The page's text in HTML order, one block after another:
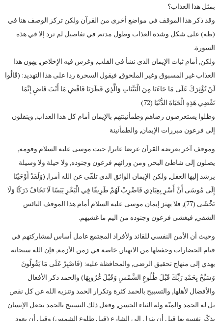
بمثل هذا العذاب؟
وقد ذكر هذا الموقف في مواضع أخرى من القرآن ولكن تركز الوصف هنا في
(طه) على شكل وشدة العذاب وطول مدته, في تفاصيل لم ترد إلا في هذه
السورة.
ولكن, أمام ثبات الإيمان الذي نشأ في القلب, وغرس فيه الإخلاص, يهون هذا
العذاب غير المسبوق وغير الملحوق, فيقول السحرة ردا على هذا التهديد: (قَالُوا
لَنْ نُؤْثِرَكَ عَلَى مَا جَاءَنَا مِنَ الْبَيِّنَاتِ وَالَّذِي فَطَرَنَا فَاقْضِ مَا أَنْتَ قَاضٍ إِنَّمَا
تَقْضِي هَذِهِ الْحَيَاةَ الدُّنْيَا (72)
وظلوا يستعرضون رضاهم وطمأنينتهم بالإيمان أمام كل هذا العذاب, وينقلون
إلى فرعون مبررات الإيمان, والطمأنينة
وموقف آخر يعرضه القرآن عرضا عابرا, حيث موسى عليه السلام وقومه,
يصلون إلى شاطئ البحر, ومن ورائهم فرعون وجنوده, ولا حيلة ولا وسيلة
يرشد إليها العقل, ولكن الإيمان الواثق الذي تلقّى عن الله أمرا, (وَلَقَدْ أَوْحَيْنَا
إِلَى مُوسَى أَنْ أَسْرِ بِعِبَادِي فَاضْرِبْ لَهُمْ طَرِيقًا فِي الْبَحْرِ يَبَسًا لَا تَخَافُ دَرَكًا وَلَا
تَخْشَى (77), فلا يهتز إيمان موسى عليه السلام أمام هذا الموقف البائس
الشقي, فيغشى فرعون وجنوده من اليم ما غشيهم.
وحيث أن الأمن النفسي للقائد ولأفراد المجتمع عامل أساس لمشاركتهم في
قيام الحضارات وحفظها من الانهيار, خاصة في زمن الأزمة, فإن الله سبحانه
يهدي إلى منهاج تحقيق الرضى, والمحافظة عليه: (فَاصْبِرْ عَلَى مَا يَقُولُونَ
وَسَبِّحْ بِحَمْدِ رَبِّكَ قَبْلَ طُلُوعِ الشَّمْسِ وَقَبْلَ غُرُوبِهَا) والحمد ذكر الأفعال
والأفضال لأهلها, والتسبيح بالحمد كثرة وتكرار الحمد وتنزيه الله عن كل نقص
بل له الحمد والمنّة وله الثناء الحسن, وفعل ذلك التسبيح بالحمد يجعل الإنسان
يذكّر نفسه بها قبل أن ينزل إلى الشارع (قبل طلوع الشمس) وقبل أن يعود